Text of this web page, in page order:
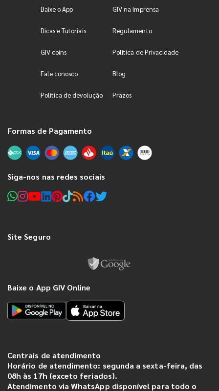
Baixe o App GIV na Imprensa
Dicas e Tutoriais Regulamento
GIV coins Política de Privacidade
Fale conosco Blog
Política de devolução Prazos
Formas de Pagamento
Siga-nos nas redes sociais
Site Seguro
Baixe o App GIV Online
Centrais de atendimento
Horário de atendimento: segunda a sexta-feira, das
08h às 17h (exceto feriados).
Atendimento via WhatsApp disponível para todo o